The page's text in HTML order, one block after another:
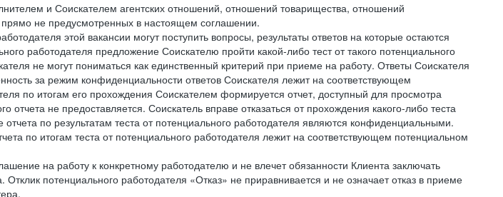
и Соискателем агентских отношений, отношений товарищества, отношений
не предусмотренных в настоящем соглашении.
этой вакансии могут поступить вопросы, результаты ответов на которые остаются
работодателя предложение Соискателю пройти какой-либо тест от такого потенциального
не могут пониматься как единственный критерий при приеме на работу. Ответы Соискателя
за режим конфиденциальности ответов Соискателя лежит на соответствующем
по итогам его прохождения Соискателем формируется отчет, доступный для просмотра
не предоставляется. Соискатель вправе отказаться от прохождения какого-либо теста
по результатам теста от потенциального работодателя являются конфиденциальными.
по итогам теста от потенциального работодателя лежит на соответствующем потенциальном
на работу к конкретному работодателю и не влечет обязанности Клиента заключать
потенциального работодателя «Отказ» не приравнивается и не означает отказ в приеме